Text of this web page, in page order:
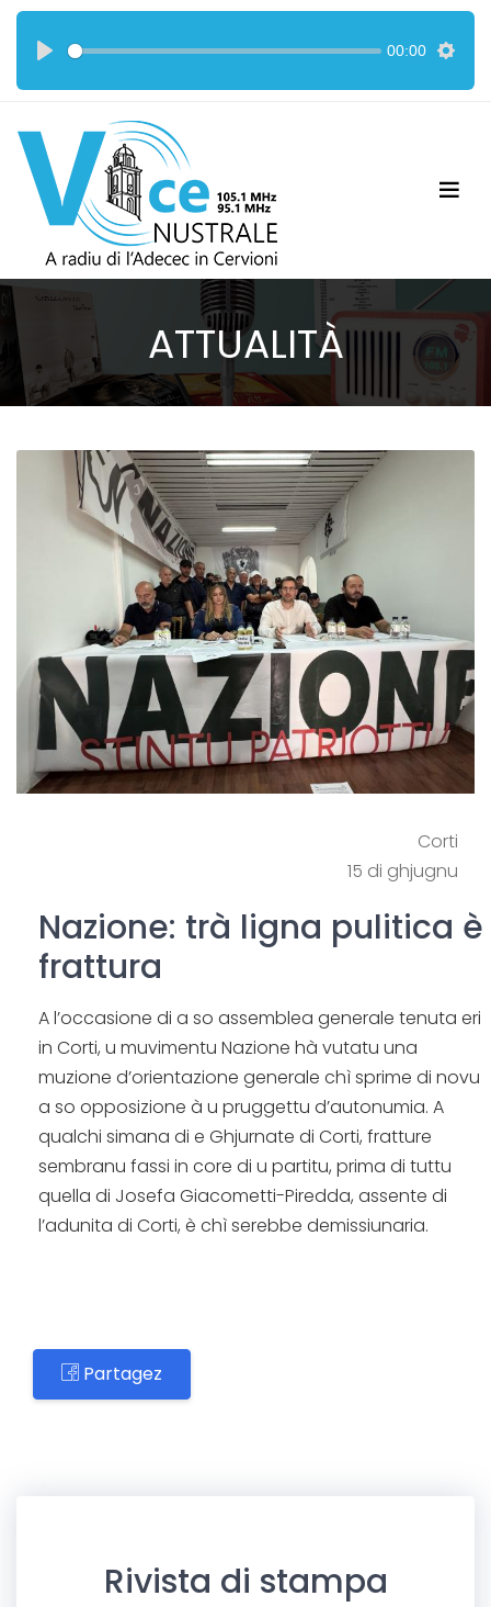
00:00
ATTUALITÀ
Corti
15 di ghjugnu
Nazione: trà ligna pulitica è
frattura
A l’occasione di a so assemblea generale tenuta eri
in Corti, u muvimentu Nazione hà vutatu una
muzione d’orientazione generale chì sprime di novu
a so opposizione à u pruggettu d’autonumia. A
qualchi simana di e Ghjurnate di Corti, fratture
sembranu fassi in core di u partitu, prima di tuttu
quella di Josefa Giacometti-Piredda, assente di
l’adunita di Corti, è chì serebbe demissiunaria.
Partagez
Rivista di stampa